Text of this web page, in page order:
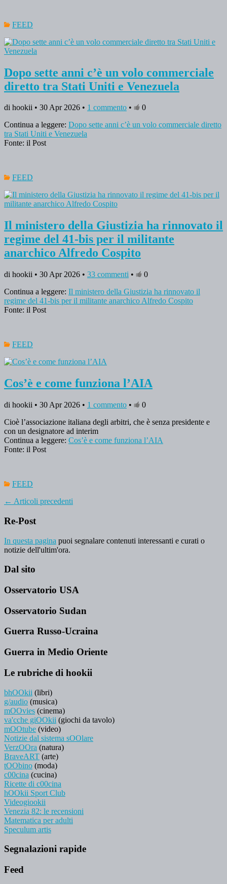
FEED
Dopo sette anni c’è un volo commerciale
diretto tra Stati Uniti e Venezuela
di hookii • 30 Apr 2026 • 1 commento •
0
Continua a leggere: Dopo sette anni c’è un volo commerciale diretto
tra Stati Uniti e Venezuela
Fonte: il Post
FEED
Il ministero della Giustizia ha rinnovato il
regime del 41-bis per il militante
anarchico Alfredo Cospito
di hookii • 30 Apr 2026 • 33 commenti •
0
Continua a leggere: Il ministero della Giustizia ha rinnovato il
regime del 41-bis per il militante anarchico Alfredo Cospito
Fonte: il Post
FEED
Cos’è e come funziona l’AIA
di hookii • 30 Apr 2026 • 1 commento •
0
Cioè l’associazione italiana degli arbitri, che è senza presidente e
con un designatore ad interim
Continua a leggere: Cos’è e come funziona l’AIA
Fonte: il Post
FEED
← Articoli precedenti
Re-Post
In questa pagina puoi segnalare contenuti interessanti e curati o
notizie dell'ultim'ora.
Dal sito
Osservatorio USA
Osservatorio Sudan
Guerra Russo-Ucraina
Guerra in Medio Oriente
Le rubriche di hookii
bhOOkii (libri)
g/audio (musica)
mOOvies (cinema)
va'cche giOOkii (giochi da tavolo)
mOOtube (video)
Notizie dal sistema sOOlare
VerzOOra (natura)
BraveART (arte)
tOObino (moda)
c00cina (cucina)
Ricette di c00cina
hOOkii Sport Club
Videogiookii
Venezia 82: le recensioni
Matematica per adulti
Speculum artis
Segnalazioni rapide
Feed